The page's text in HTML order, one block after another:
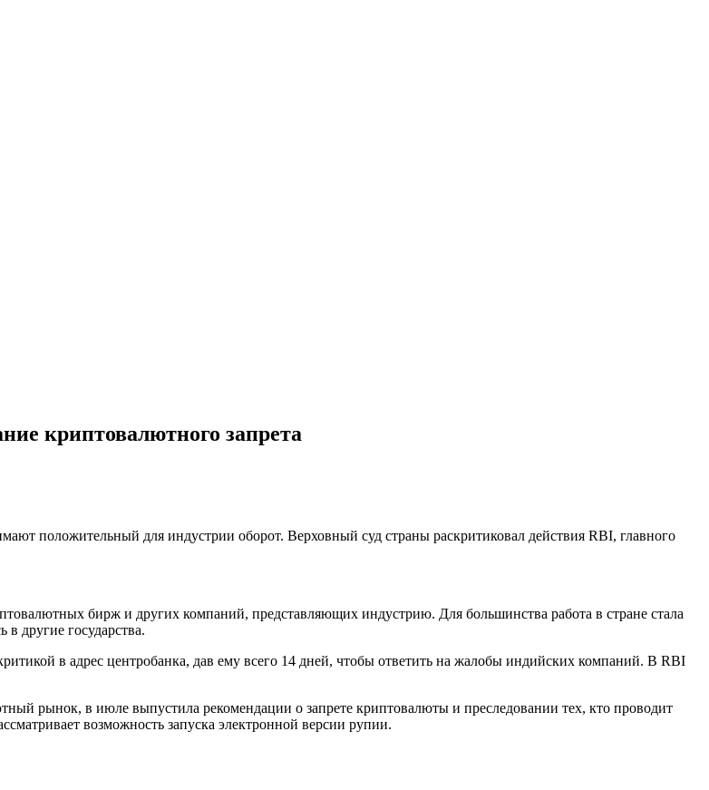
криптовалютного запрета
положительный для индустрии оборот. Верховный суд страны раскритиковал действия RBI, главного
бирж и других компаний, представляющих индустрию. Для большинства работа в стране стала
другие государства.
в адрес центробанка, дав ему всего 14 дней, чтобы ответить на жалобы индийских компаний. В RBI
рынок, в июле выпустила рекомендации о запрете криптовалюты и преследовании тех, кто проводит
возможность запуска электронной версии рупии.